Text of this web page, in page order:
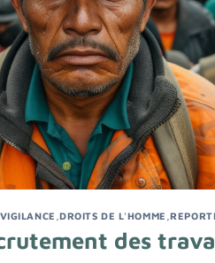
,DROITS DE L'HOMME ,
des